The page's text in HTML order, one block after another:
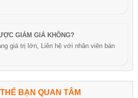
GIẢM GIÁ KHÔNG?
giá trị lớn, Liên hệ với nhân viên bán
BẠN QUAN TÂM